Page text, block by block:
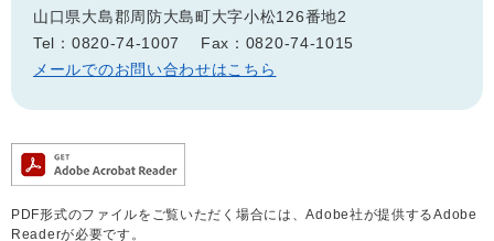
山口県大島郡周防大島町大字小松126番地2
Tel：0820-74-1007
Fax：0820-74-1015
メールでのお問い合わせはこちら
PDF形式のファイルをご覧いただく場合には、Adobe社が提供するAdobe
Readerが必要です。